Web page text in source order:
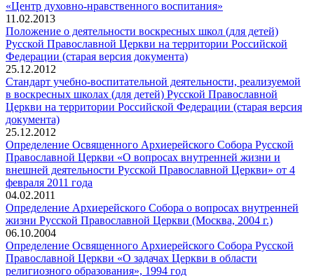
«Центр духовно-нравственного воспитания»
11.02.2013
Положение о деятельности воскресных школ (для детей)
Русской Православной Церкви на территории Российской
Федерации (старая версия документа)
25.12.2012
Стандарт учебно-воспитательной деятельности, реализуемой
в воскресных школах (для детей) Русской Православной
Церкви на территории Российской Федерации (старая версия
документа)
25.12.2012
Определение Освященного Архиерейского Собора Русской
Православной Церкви «О вопросах внутренней жизни и
внешней деятельности Русской Православной Церкви» от 4
февраля 2011 года
04.02.2011
Определение Архиерейского Собора о вопросах внутренней
жизни Русской Православной Церкви (Москва, 2004 г.)
06.10.2004
Определение Освященного Архиерейского Собора Русской
Православной Церкви «О задачах Церкви в области
религиозного образования», 1994 год